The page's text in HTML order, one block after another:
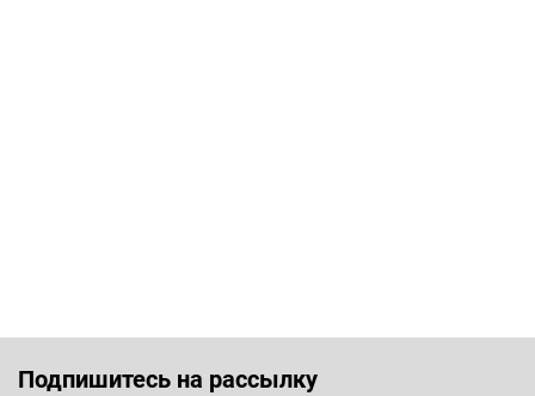
Подпишитесь на рассылку